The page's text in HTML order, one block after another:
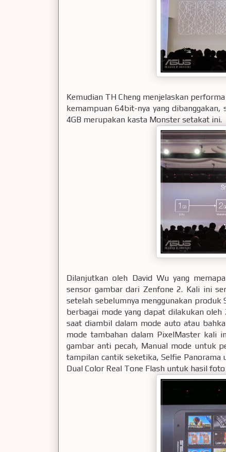
Kemudian TH Cheng menjelaskan
kemampuan 64bit-nya yang
4GB merupakan kasta Monster setakat ini.
Dilanjutkan oleh David Wu yang
sensor gambar dari Zenfone 2. Kali ini
setelah sebelumnya menggunakan produk
berbagai mode yang dapat dilakukan
saat diambil dalam mode auto atau
mode tambahan dalam PixelMaster kali
gambar anti pecah, Manual mode untuk
tampilan cantik seketika, Selfie
Dual Color Real Tone Flash untuk hasil